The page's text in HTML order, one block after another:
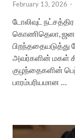
February 13, 2026 -
டோலிவுட்
கொணிதெலா,
அவர்களின் மகள்
குழந்தைகளின்
பாரம்பரியமான …